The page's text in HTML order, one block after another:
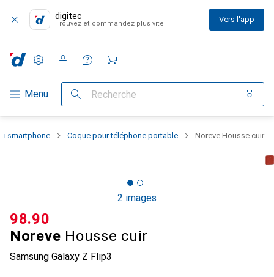
digitec
Trouvez et commandez plus vite Vers l'app
Navigation par catégorie
Menu Recherche
Paramètres
Compte client
Listes de comparaison
Listes d'envies
Panier
smartphone Coque pour téléphone portable Noreve Housse cuir
2 images
Noreve Housse cuir
Samsung Galaxy Z Flip3
CHF
98.90